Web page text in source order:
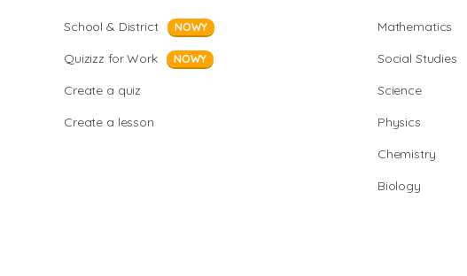
School & District NOWY
Quizizz for Work NOWY
Create a quiz
Create a lesson
Mathematics
Social Studies
Science
Physics
Chemistry
Biology